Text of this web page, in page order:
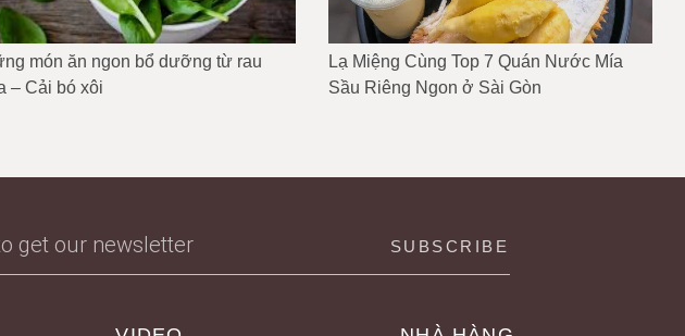
món ăn ngon bổ dưỡng từ rau
– Cải bó xôi
Lạ Miệng Cùng Top 7 Quán Nước Mía
Sầu Riêng Ngon ở Sài Gòn